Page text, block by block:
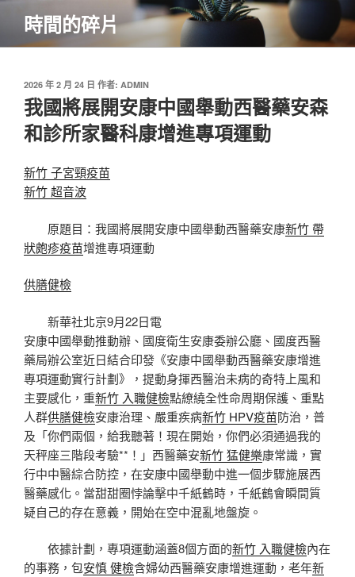
主
時間的碎片
發
佈
於
2026 年 2 月 24 日 作者: ADMIN
我國將展開安康中國舉動西醫藥安森
和診所家醫科康增進專項運動
新竹 子宮頸疫苗
新竹 超音波
原題目：我國將展開安康中國舉動西醫藥安康新竹 帶
狀皰疹疫苗增進專項運動
供膳健檢
新華社北京9月22日電
安康中國舉動推動辦、國度衛生安康委辦公廳、國度西醫
藥局辦公室近日結合印發《安康中國舉動西醫藥安康增進
專項運動實行計劃》，提動身揮西醫治未病的奇特上風和
主要感化，重新竹 入職健檢點繚繞全性命周期保護、重點
人群供膳健檢安康治理、嚴重疾病新竹 HPV疫苗防治，普
及「你們兩個，給我聽著！現在開始，你們必須通過我的
天秤座三階段考驗**！」西醫藥安新竹 猛健樂康常識，實
行中中醫綜合防控，在安康中國舉動中進一個步驟施展西
醫藥感化。當甜甜圈悖論擊中千紙鶴時，千紙鶴會瞬間質
疑自己的存在意義，開始在空中混亂地盤旋。
依據計劃，專項運動涵蓋8個方面的新竹 入職健檢內在
的事務，包安慎 健檢含婦幼西醫藥安康增進運動，老年新